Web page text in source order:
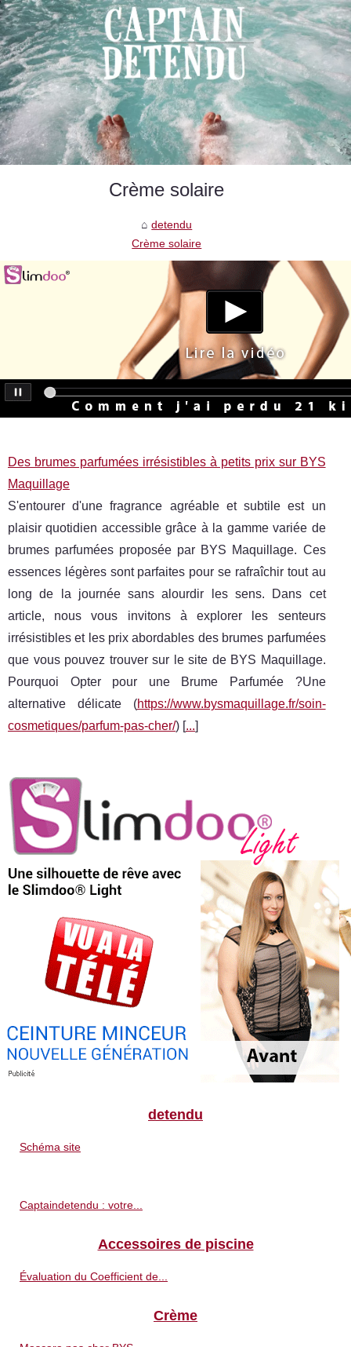
Crème solaire
detendu
Crème solaire
Des brumes parfumées irrésistibles à petits prix sur BYS
Maquillage
S'entourer d'une fragrance agréable et subtile est un
plaisir quotidien accessible grâce à la gamme variée de
brumes parfumées proposée par BYS Maquillage. Ces
essences légères sont parfaites pour se rafraîchir tout au
long de la journée sans alourdir les sens. Dans cet
article, nous vous invitons à explorer les senteurs
irrésistibles et les prix abordables des brumes parfumées
que vous pouvez trouver sur le site de BYS Maquillage.
Pourquoi Opter pour une Brume Parfumée ?Une
alternative délicate (https://www.bysmaquillage.fr/soin-
cosmetiques/parfum-pas-cher/) [...]
detendu
Schéma site
Captaindetendu : votre...
Accessoires de piscine
Évaluation du Coefficient de...
Crème